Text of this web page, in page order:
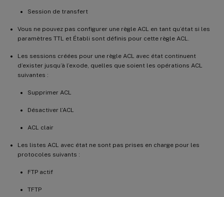
Session de transfert
Vous ne pouvez pas configurer une règle ACL en tant qu’état si les
paramètres TTL et Établi sont définis pour cette règle ACL.
Les sessions créées pour une règle ACL avec état continuent
d’exister jusqu’à l’exode, quelles que soient les opérations ACL
suivantes :
Supprimer ACL
Désactiver l’ACL
ACL clair
Les listes ACL avec état ne sont pas prises en charge pour les
protocoles suivants :
FTP actif
TFTP